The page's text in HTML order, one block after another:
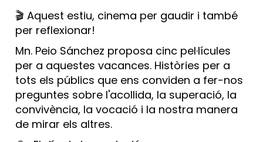
🎬 Aquest estiu, cinema per gaudir i també
per reflexionar!
Mn. Peio Sánchez proposa cinc pel·lícules
per a aquestes vacances. Històries per a
tots els públics que ens conviden a fer-nos
preguntes sobre l'acollida, la superació, la
convivència, la vocació i la nostra manera
de mirar els altres.